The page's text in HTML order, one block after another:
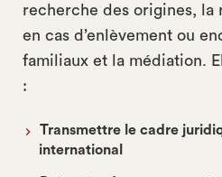
recherche des origines, la
en cas d’enlèvement ou
familiaux et la médiation.
:
Transmettre le cadre
international